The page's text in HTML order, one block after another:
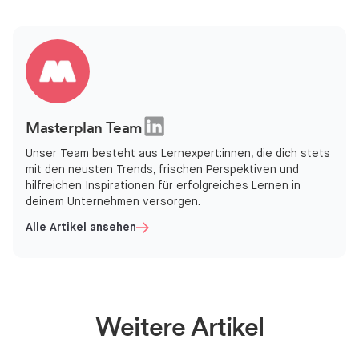
Masterplan Team
Unser Team besteht aus Lernexpert:innen, die dich stets
mit den neusten Trends, frischen Perspektiven und
hilfreichen Inspirationen für erfolgreiches Lernen in
deinem Unternehmen versorgen.
Alle Artikel ansehen
Weitere Artikel